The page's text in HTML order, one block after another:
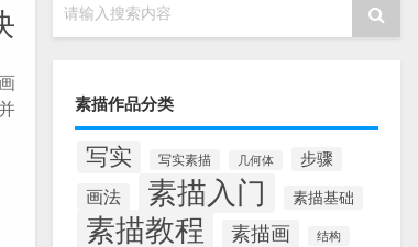
请输入搜索内容
素描作品分类
写实 写实素描 几何体 步骤
画法 素描入门 素描基础
素描教程 素描画 结构